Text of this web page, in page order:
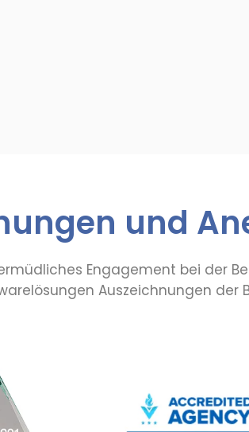
und
Engagement bei der
Auszeichnungen der